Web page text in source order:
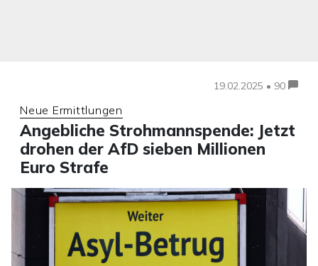
19.02.2025 • 90
Neue Ermittlungen
Angebliche Strohmannspende: Jetzt
drohen der AfD sieben Millionen
Euro Strafe